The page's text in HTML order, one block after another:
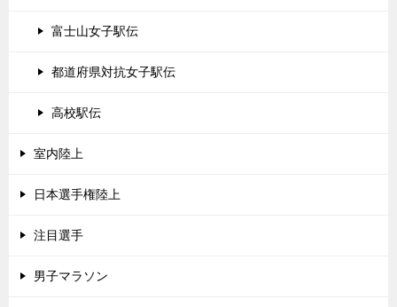
富士山女子駅伝
都道府県対抗女子駅伝
高校駅伝
室内陸上
日本選手権陸上
注目選手
男子マラソン